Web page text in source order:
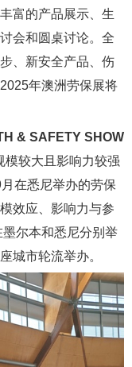
富的产品展示、生
会和圆桌讨论。全
、新安全产品、伤
年澳洲劳保展将
& SAFETY SHOW
模较大且影响力较强
在悉尼举办的劳保
效应、影响力与参
尔本和悉尼分别举
城市轮流举办。